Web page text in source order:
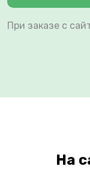
При заказе с
На